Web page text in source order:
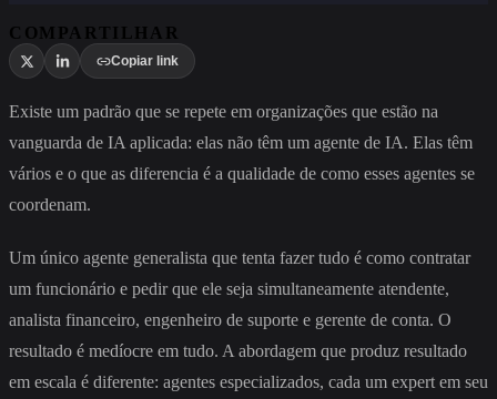
COMPARTILHAR
Copiar link
Existe um padrão que se repete em organizações que estão na
vanguarda de IA aplicada: elas não têm um agente de IA. Elas têm
vários e o que as diferencia é a qualidade de como esses agentes se
coordenam.
Um único agente generalista que tenta fazer tudo é como contratar
um funcionário e pedir que ele seja simultaneamente atendente,
analista financeiro, engenheiro de suporte e gerente de conta. O
resultado é medíocre em tudo. A abordagem que produz resultado
em escala é diferente: agentes especializados, cada um expert em seu